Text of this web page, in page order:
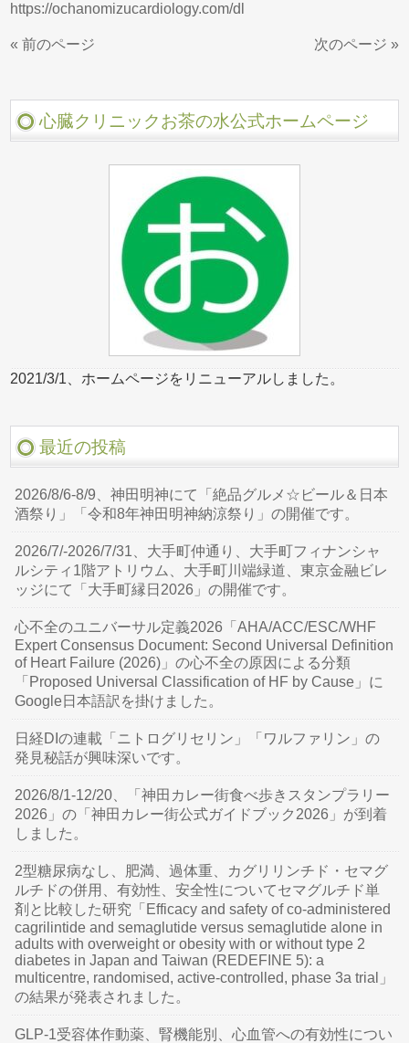
https://ochanomizucardiology.com/dl
« 前のページ 次のページ »
心臓クリニックお茶の水公式ホームページ
2021/3/1、ホームページをリニューアルしました。
最近の投稿
2026/8/6-8/9、神田明神にて「絶品グルメ☆ビール＆日本
酒祭り」「令和8年神田明神納涼祭り」の開催です。
2026/7/-2026/7/31、大手町仲通り、大手町フィナンシャ
ルシティ1階アトリウム、大手町川端緑道、東京金融ビレ
ッジにて「大手町縁日2026」の開催です。
心不全のユニバーサル定義2026「AHA/ACC/ESC/WHF
Expert Consensus Document: Second Universal Definition
of Heart Failure (2026)」の心不全の原因による分類
「Proposed Universal Classification of HF by Cause」に
Google日本語訳を掛けました。
日経DIの連載「ニトログリセリン」「ワルファリン」の
発見秘話が興味深いです。
2026/8/1-12/20、「神田カレー街食べ歩きスタンプラリー
2026」の「神田カレー街公式ガイドブック2026」が到着
しました。
2型糖尿病なし、肥満、過体重、カグリリンチド・セマグ
ルチドの併用、有効性、安全性についてセマグルチド単
剤と比較した研究「Efficacy and safety of co-administered
cagrilintide and semaglutide versus semaglutide alone in
adults with overweight or obesity with or without type 2
diabetes in Japan and Taiwan (REDEFINE 5): a
multicentre, randomised, active-controlled, phase 3a trial」
の結果が発表されました。
GLP-1受容体作動薬、腎機能別、心血管への有効性につい